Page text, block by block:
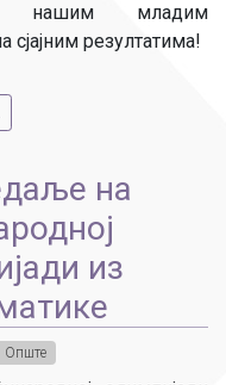
нашим младим
сјајним резултатима!
на
из
Опште